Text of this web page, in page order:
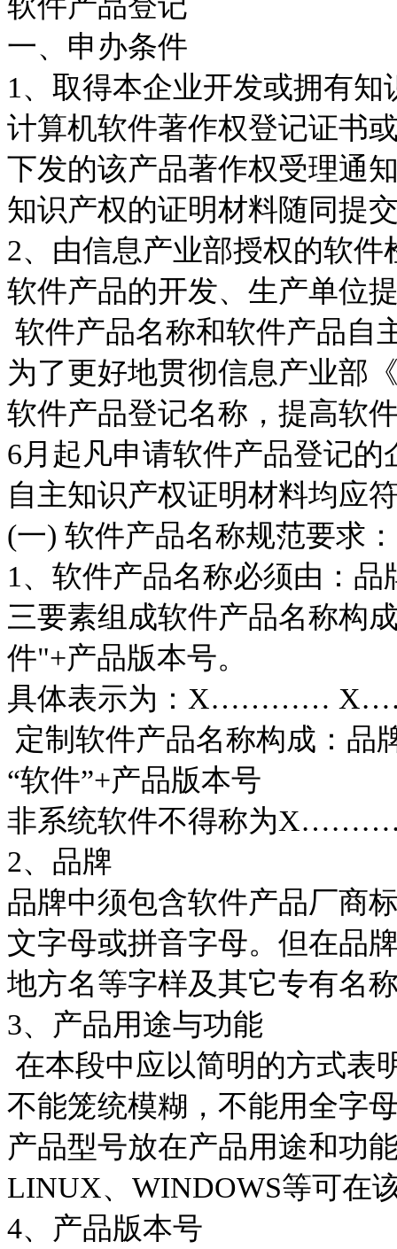
一、申办条件
1、取得本企业开发或拥有
计算机软件著作权登记证书
下发的该产品著作权受理通
知识产权的证明材料随同提
2、由信息产业部授权的软
软件产品的开发、生产单位
软件产品名称和软件产品自
为了更好地贯彻信息产业部
软件产品登记名称，提高软
6月起凡申请软件产品登记
自主知识产权证明材料均应
(一) 软件产品名称规范要求：
1、软件产品名称必须由：
三要素组成软件产品名称构
件"+产品版本号。
具体表示为： X………… X
定制软件产品名称构成：品
“软件”+产品版本号
非系统软件不得称为X
2、品牌
品牌中须包含软件产品厂商
文字母或拼音字母。但在品
地方名等字样及其它专有名
3、产品用途与功能
在本段中应以简明的方式表
不能笼统模糊，不能用全字
产品型号放在产品用途和功
LINUX、 WINDOWS等可在
4、产品版本号